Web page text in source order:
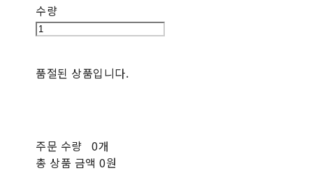
수량
품절된 상품입니다.
주문 수량 0개
총 상품 금액 0원